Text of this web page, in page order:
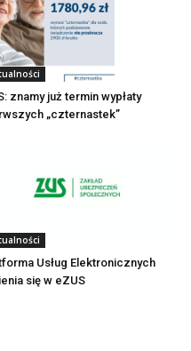
znamy już termin wypłaty
„czternastek”
Usług Elektronicznych
się w eZUS